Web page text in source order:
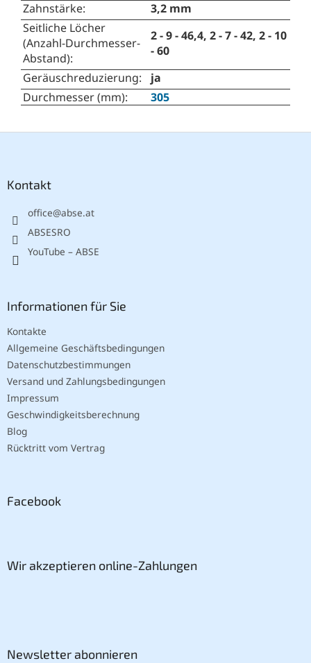
Zahnstärke:
3,2 mm
Seitliche Löcher
(Anzahl-Durchmesser-
Abstand):
2 - 9 - 46,4, 2 - 7 - 42, 2 - 10
- 60
Geräuschreduzierung:
ja
Durchmesser (mm): 305
Kontakt
office@abse.at
ABSESRO
YouTube – ABSE
Informationen für Sie
Kontakte
Allgemeine Geschäftsbedingungen
Datenschutzbestimmungen
Versand und Zahlungsbedingungen
Impressum
Geschwindigkeitsberechnung
Blog
Rücktritt vom Vertrag
Facebook
Wir akzeptieren online-Zahlungen
Newsletter abonnieren